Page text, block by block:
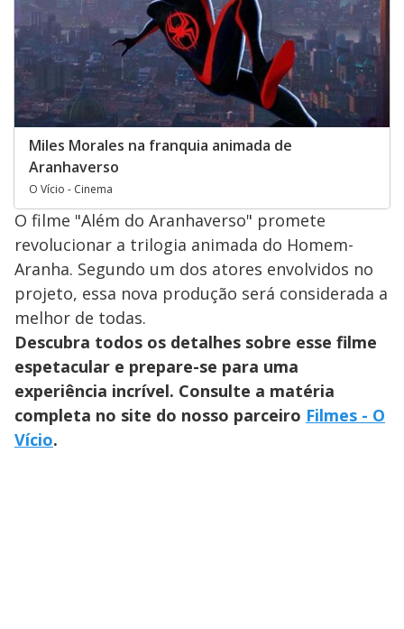
Miles Morales na franquia animada de
Aranhaverso
O Vício - Cinema
O filme "Além do Aranhaverso" promete
revolucionar a trilogia animada do Homem-
Aranha. Segundo um dos atores envolvidos no
projeto, essa nova produção será considerada a
melhor de todas.
Descubra todos os detalhes sobre esse filme
espetacular e prepare-se para uma
experiência incrível. Consulte a matéria
completa no site do nosso parceiro Filmes - O
Vício.